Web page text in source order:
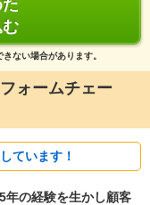
ない場合があります。
ォームチェー
ています！
年の経験を生かし顧客